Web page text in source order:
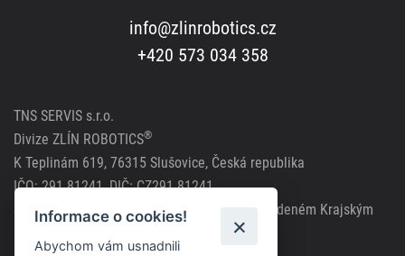
info@zlinrobotics.cz
+420 573 034 358
TNS SERVIS s.r.o.
Divize ZLÍN ROBOTICS®
K Teplinám 619, 76315 Slušovice, Česká republika
IČO: 291 81241, DIČ: CZ291 81241
Společnost zapsána v obchodním rejstříku vedeném Krajským
soudem v Brně, spisová značka C63717
Informace o cookies!
Abychom vám usnadnili